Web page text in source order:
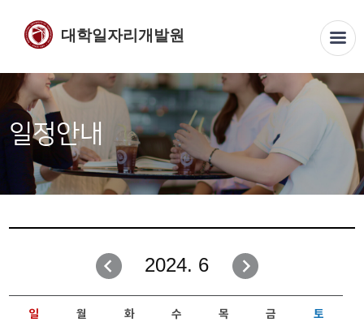
대학일자리개발원
일정안내
2024. 6
일 월 화 수 목 금 토